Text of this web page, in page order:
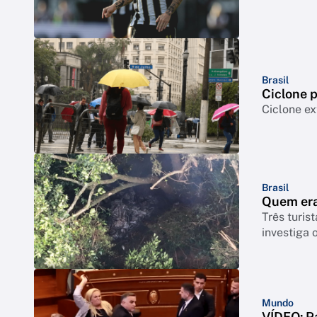
Brasil
Ciclone
Ciclone
Brasil
Quem
Três
investiga
Mundo